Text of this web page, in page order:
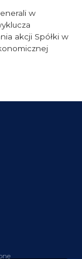
w
akcji Spółki w